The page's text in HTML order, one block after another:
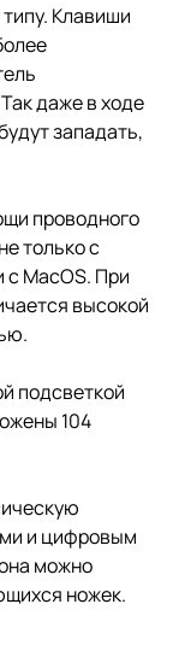
Клавиши
даже в ходе
западать,
проводного
только с
MacOS. При
высокой
подсветкой
104
и цифровым
можно
ножек.